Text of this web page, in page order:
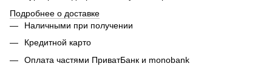
Подробнее о доставке
Наличными при получении
Кредитной карто
Оплата частями ПриватБанк и monobank